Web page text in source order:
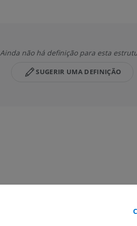
Ainda não há definição para esta
SUGERIR UMA DEFINIÇÃO